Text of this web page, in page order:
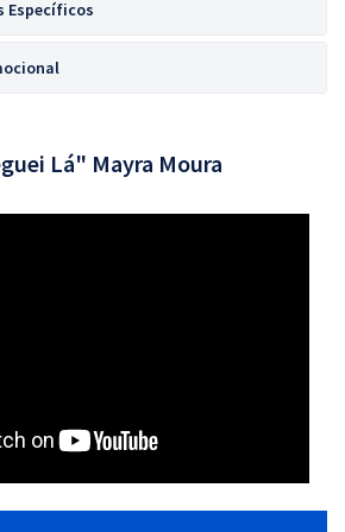
Específicos
Lá" Mayra Moura